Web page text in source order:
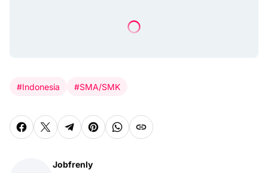
#Indonesia #SMA/SMK
Jobfrenly